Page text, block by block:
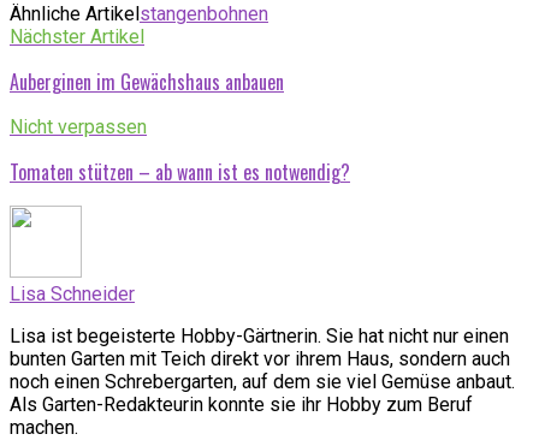
Ähnliche Artikelstangenbohnen
Nächster Artikel
Auberginen im Gewächshaus anbauen
Nicht verpassen
Tomaten stützen – ab wann ist es notwendig?
Lisa Schneider
Lisa ist begeisterte Hobby-Gärtnerin. Sie hat nicht nur einen
bunten Garten mit Teich direkt vor ihrem Haus, sondern auch
noch einen Schrebergarten, auf dem sie viel Gemüse anbaut.
Als Garten-Redakteurin konnte sie ihr Hobby zum Beruf
machen.